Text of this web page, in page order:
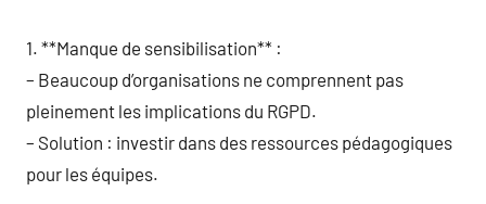
1. **Manque de sensibilisation** :
– Beaucoup d’organisations ne comprennent pas
pleinement les implications du RGPD.
– Solution : investir dans des ressources pédagogiques
pour les équipes.